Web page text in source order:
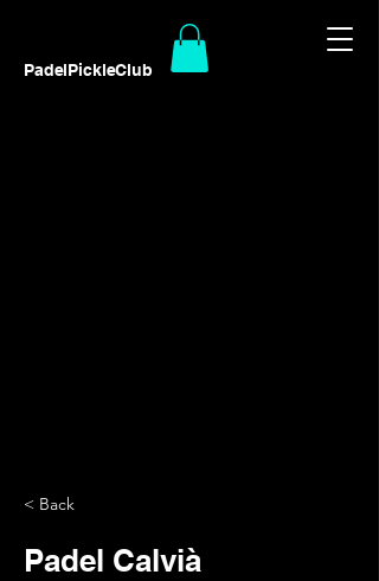
PadelPickleClub
< Back
Padel Calvià